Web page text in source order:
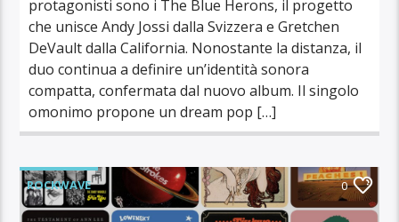
protagonisti sono i The Blue Herons, il progetto
che unisce Andy Jossi dalla Svizzera e Gretchen
DeVault dalla California. Nonostante la distanza, il
duo continua a definire un’identità sonora
compatta, confermata dal nuovo album. Il singolo
omonimo propone un dream pop […]
ROCKWAVE 0